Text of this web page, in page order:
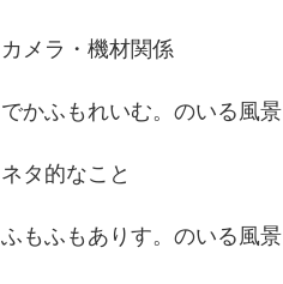
カメラ・機材関係
でかふもれいむ。のいる風景
ネタ的なこと
ふもふもありす。のいる風景